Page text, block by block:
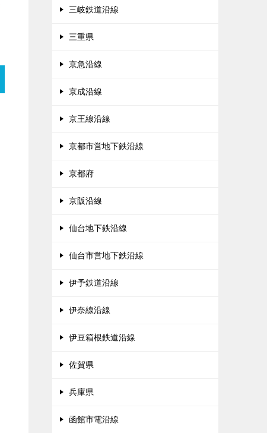
三岐鉄道沿線
三重県
京急沿線
京成沿線
京王線沿線
京都市営地下鉄沿線
京都府
京阪沿線
仙台地下鉄沿線
仙台市営地下鉄沿線
伊予鉄道沿線
伊奈線沿線
伊豆箱根鉄道沿線
佐賀県
兵庫県
函館市電沿線